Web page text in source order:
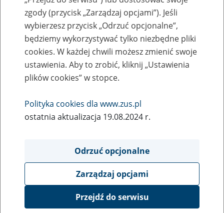
Zaproś ZUS do siebie - zakładanie profili
eZUS w siedzibie Twojej firmy
Rodzaj wydarzenia
Szkolenia
obsługa klientów
Event description
Platforma Usług Elektronicznych ZUS eZUS
zgody (przycisk „Zarządzaj opcjami”). Jeśli
wybierzesz przycisk „Odrzuć opcjonalne”,
będziemy wykorzystywać tylko niezbędne pliki
cookies. W każdej chwili możesz zmienić swoje
ustawienia. Aby to zrobić, kliknij „Ustawienia
plików cookies” w stopce.
Polityka cookies dla www.zus.pl
ostatnia aktualizacja 19.08.2024 r.
Odrzuć opcjonalne
Zarządzaj opcjami
Przejdź do serwisu